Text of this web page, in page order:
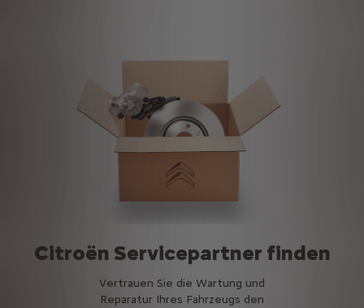
Citroën Servicepartner finden
Vertrauen Sie die Wartung und
Reparatur Ihres Fahrzeugs den